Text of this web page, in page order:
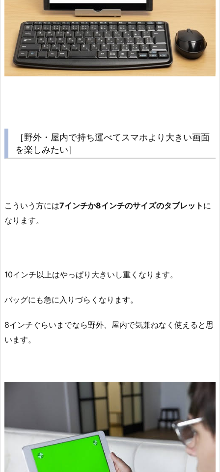
［野外・屋内で持ち運べてスマホより大きい画面
を楽しみたい］
こういう方には7インチか8インチのサイズのタブレット に
なります。
10インチ以上はやっぱり大きいし重くなります。
バッグにも急に入りづらくなります。
8インチぐらいまでなら野外、屋内で気兼ねなく使えると思
います。